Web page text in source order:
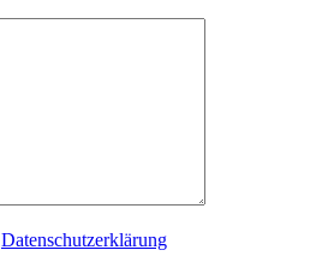
Datenschutzerklärung